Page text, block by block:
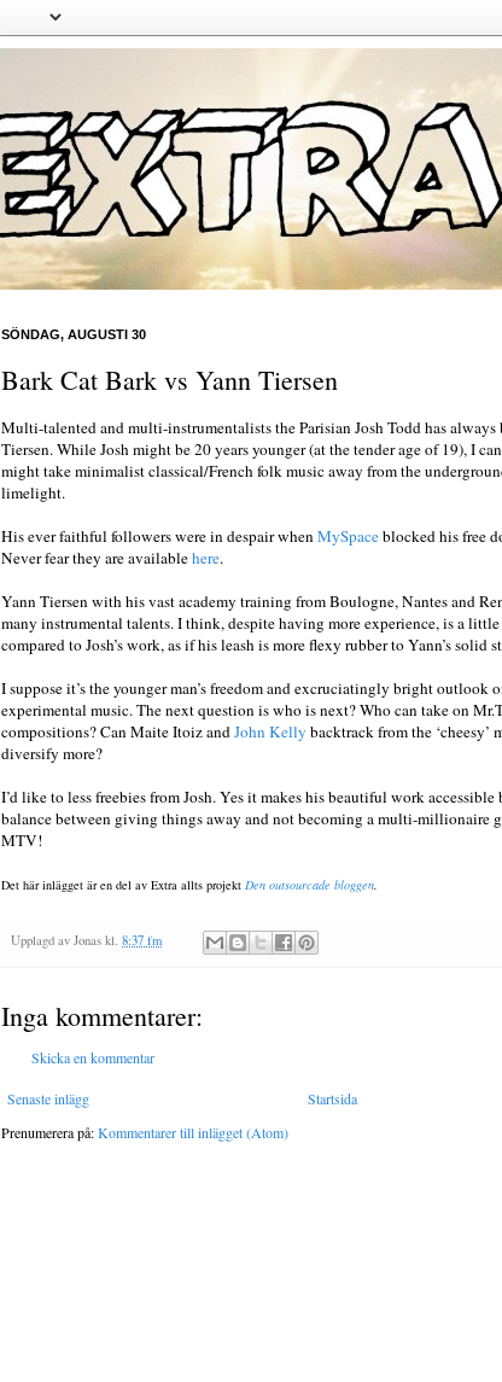
SÖNDAG, AUGUSTI 30
Bark Cat Bark vs Yann Tiersen
Multi-talented and multi-instrumentalists the Parisian Josh Todd has
Tiersen. While Josh might be 20 years younger (at the tender age of 19), I
might take minimalist classical/French folk music away from the
limelight.
His ever faithful followers were in despair whenMySpaceblocked his free
Never fear they are availablehere.
Yann Tiersen with his vast academy training from Boulogne, Nantes and
many instrumental talents. I think, despite having more experience, is a
compared to Josh’s work, as if his leash is more flexy rubber to Yann’s solid
I suppose it’s the younger man’s freedom and excruciatingly bright outlook
experimental music. The next question is who is next? Who can take on
compositions? Can Maite Itoiz andJohn Kelly backtrack from the ‘cheesy’
diversify more?
I’d like to less freebies from Josh. Yes it makes his beautiful work accessible
balance between giving things away and not becoming a multi-millionaire
MTV!
Det här inlägget är en del av Extra allts projekt Den outsourcade bloggen
Upplagd av Jonas kl. 8:37 fm
Inga kommentarer:
Skicka en kommentar
Senaste inlägg
Startsida
Prenumerera på:Kommentarer till inlägget (Atom)